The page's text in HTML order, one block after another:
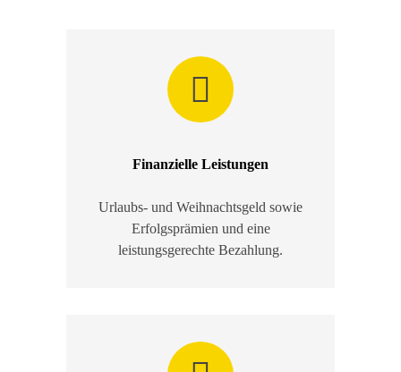
Finanzielle Leistungen
Urlaubs- und Weihnachtsgeld sowie
Erfolgsprämien und eine
leistungsgerechte Bezahlung.